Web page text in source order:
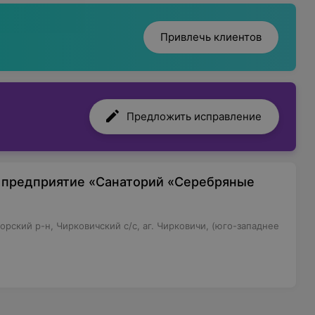
неподалеку от заказника «Выдрица». Озера,
пребывание здесь приятным и комфортным, а
Привлечь клиентов
Предложить исправление
«Санаторий «Серебряные
р-н, Чирковичский с/с, аг. Чирковичи, (юго-западнее